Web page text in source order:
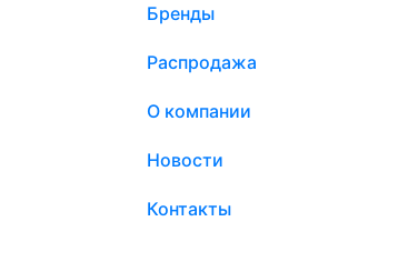
Бренды
Распродажа
О компании
Новости
Контакты